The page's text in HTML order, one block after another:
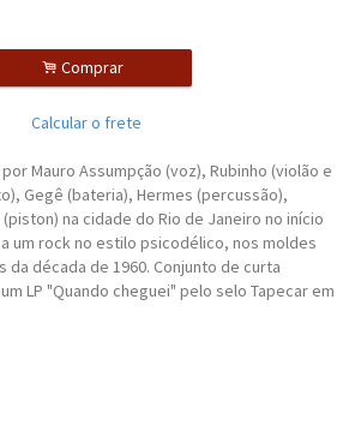
. Comprar
Calcular o frete
Mauro Assumpção (voz), Rubinho (violão e
Gegê (bateria), Hermes (percussão),
na cidade do Rio de Janeiro no início
um rock no estilo psicodélico, nos moldes
da década de 1960. Conjunto de curta
LP "Quando cheguei" pelo selo Tapecar em